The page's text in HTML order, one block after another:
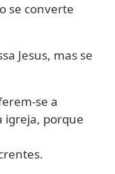
se converte
Jesus, mas se
se a
igreja, porque